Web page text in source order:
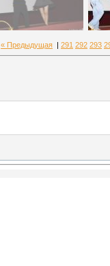
« Предыдущая 291 292 293